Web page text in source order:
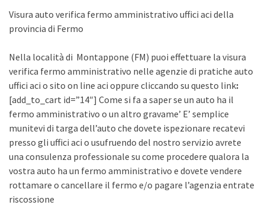
Visura auto verifica fermo amministrativo uffici aci della
provincia di Fermo
Nella località di Montappone (FM) puoi effettuare la visura
verifica fermo amministrativo nelle agenzie di pratiche auto
uffici aci o sito on line aci oppure cliccando su questo link:
[add_to_cart id=”14″] Come si fa a saper se un auto ha il
fermo amministrativo o un altro gravame’ E’ semplice
munitevi di targa dell’auto che dovete ispezionare recatevi
presso gli uffici aci o usufruendo del nostro servizio avrete
una consulenza professionale su come procedere qualora la
vostra auto ha un fermo amministrativo e dovete vendere
rottamare o cancellare il fermo e/o pagare l’agenzia entrate
riscossione